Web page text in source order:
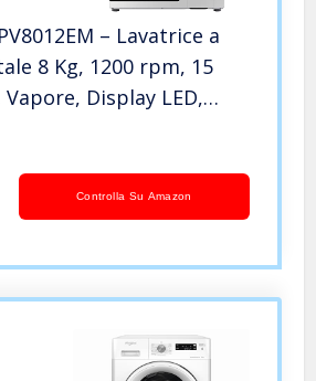
– Lavatrice a
8 Kg, 1200 rpm, 15
Display LED,
Partenza
Controlla Su Amazon